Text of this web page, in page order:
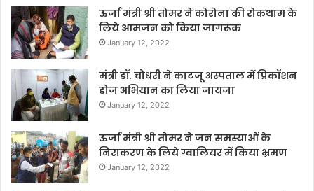
ऊर्जा मंत्री श्री तोमर ने कोरोना की रोकथाम के
लिये आमजन को किया जागरूक
January 12, 2022
मंत्री डॉ. चौधरी ने काटजू अस्पताल में प्रिकॉशन
डोज अभियान का लिया जायजा
January 12, 2022
ऊर्जा मंत्री श्री तोमर ने जन समस्याओं के
निराकरण के लिये ग्वालियर में किया भ्रमण
January 12, 2022